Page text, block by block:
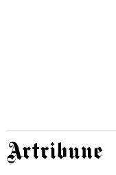
Artribune